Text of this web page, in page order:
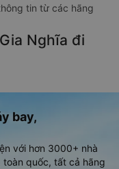
tin từ các hãng
Nghĩa đi
bay,
với hơn 3000+ nhà
quốc, tất cả hãng